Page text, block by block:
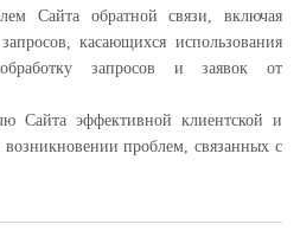
Сайта обратной связи, включая
касающихся использования
запросов и заявок от
Сайта эффективной клиентской и
проблем, связанных с